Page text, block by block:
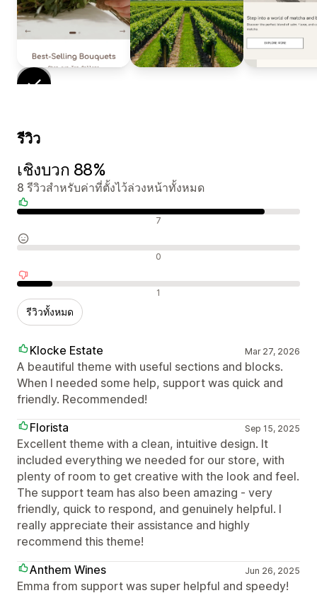
รีวิว
เชิงบวก 88%
8 รีวิวสำหรับค่าที่ตั้งไว้ล่วงหน้าทั้งหมด
7
0
1
รีวิวทั้งหมด
Klocke Estate Mar 27, 2026
A beautiful theme with useful sections and blocks.
When I needed some help, support was quick and
friendly. Recommended!
Florista
Sep 15, 2025
Excellent theme with a clean, intuitive design. It
included everything we needed for our store, with
plenty of room to get creative with the look and feel.
The support team has also been amazing - very
friendly, quick to respond, and genuinely helpful. I
really appreciate their assistance and highly
recommend this theme!
Anthem Wines
Jun 26, 2025
Emma from support was super helpful and speedy!